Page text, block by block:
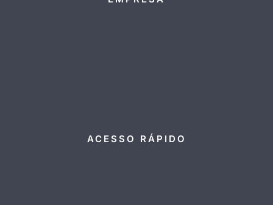
ACESSO RÁPIDO